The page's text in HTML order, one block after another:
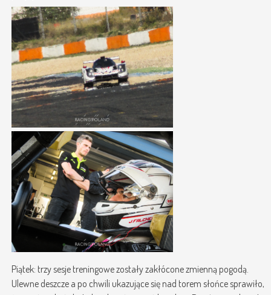
Piątek: trzy sesje treningowe zostały zakłócone zmienną pogodą.
Ulewne deszcze a po chwili ukazujące się nad torem słońce sprawiło,